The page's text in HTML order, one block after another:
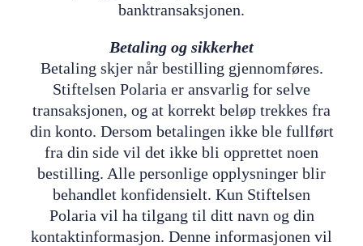
banktransaksjonen.
Betaling og sikkerhet
Betaling skjer når bestilling gjennomføres.
Stiftelsen Polaria er ansvarlig for selve
transaksjonen, og at korrekt beløp trekkes fra
din konto. Dersom betalingen ikke ble fullført
fra din side vil det ikke bli opprettet noen
bestilling. Alle personlige opplysninger blir
behandlet konfidensielt. Kun Stiftelsen
Polaria vil ha tilgang til ditt navn og din
kontaktinformasjon. Denne informasjonen vil